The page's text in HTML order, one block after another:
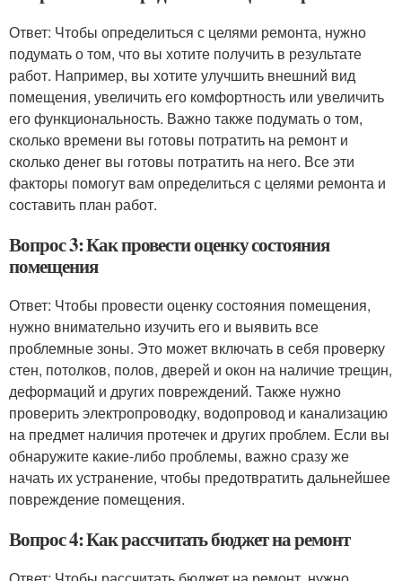
Ответ: Чтобы определиться с целями ремонта, нужно
подумать о том, что вы хотите получить в результате
работ. Например, вы хотите улучшить внешний вид
помещения, увеличить его комфортность или увеличить
его функциональность. Важно также подумать о том,
сколько времени вы готовы потратить на ремонт и
сколько денег вы готовы потратить на него. Все эти
факторы помогут вам определиться с целями ремонта и
составить план работ.
Вопрос 3: Как провести оценку состояния
помещения
Ответ: Чтобы провести оценку состояния помещения,
нужно внимательно изучить его и выявить все
проблемные зоны. Это может включать в себя проверку
стен, потолков, полов, дверей и окон на наличие трещин,
деформаций и других повреждений. Также нужно
проверить электропроводку, водопровод и канализацию
на предмет наличия протечек и других проблем. Если вы
обнаружите какие-либо проблемы, важно сразу же
начать их устранение, чтобы предотвратить дальнейшее
повреждение помещения.
Вопрос 4: Как рассчитать бюджет на ремонт